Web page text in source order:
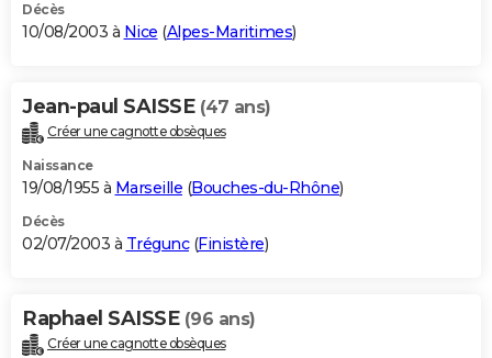
Décès
10/08/2003 à Nice (Alpes-Maritimes)
Jean-paul SAISSE (47 ans)
Créer une cagnotte obsèques
Naissance
19/08/1955 à Marseille (Bouches-du-Rhône)
Décès
02/07/2003 à Trégunc(Finistère)
Raphael SAISSE (96 ans)
Créer une cagnotte obsèques